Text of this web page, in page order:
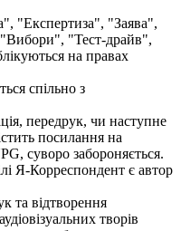
"Експертиза", "Заява",
"Тест-драйв",
на правах
спільно з
передрук, чи наступне
посилання на
суворо забороняється.
Я-Корреспондент є автор
та відтворення
творів